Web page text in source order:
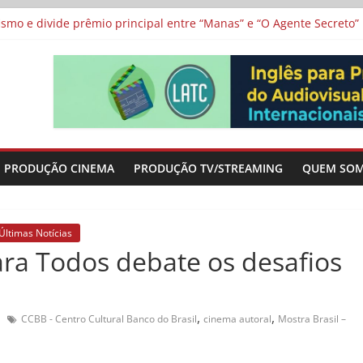
e divide prêmio principal entre “Manas” e “O Agente Secreto”
Curta Cinema
de escolas públicas
protagonizam adaptação brasileira de série argentina para o
PRODUÇÃO CINEMA PRODUÇÃO TV/STREAMING QUEM
Últimas Notícias
Todos debate os desafios
CCBB - Centro Cultural Banco do Brasil, cinema autoral, Mostra Brasil –